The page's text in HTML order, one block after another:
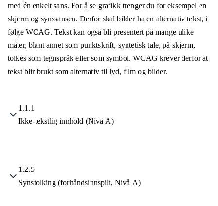
med én enkelt sans. For å se grafikk trenger du for eksempel en
skjerm og synssansen. Derfor skal bilder ha en alternativ tekst, i
følge WCAG. Tekst kan også bli presentert på mange ulike
måter, blant annet som punktskrift, syntetisk tale, på skjerm,
tolkes som tegnspråk eller som symbol. WCAG krever derfor at
tekst blir brukt som alternativ til lyd, film og bilder.
1.1.1
Ikke-tekstlig innhold (Nivå A)
1.2.5
Synstolking (forhåndsinnspilt, Nivå A)